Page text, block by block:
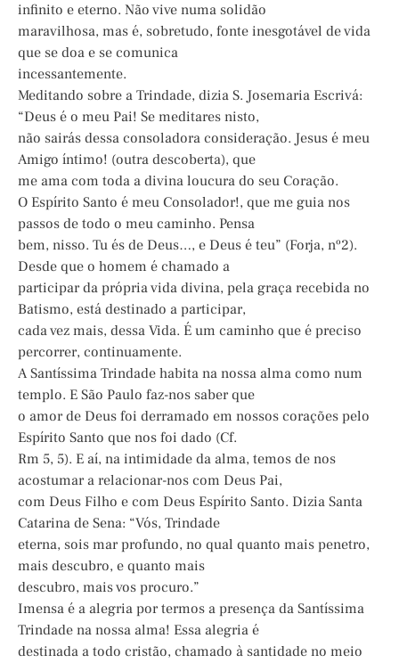
infinito e eterno. Não vive numa solidão
maravilhosa, mas é, sobretudo, fonte inesgotável de vida
que se doa e se comunica
incessantemente.
Meditando sobre a Trindade, dizia S. Josemaria Escrivá:
“Deus é o meu Pai! Se meditares nisto,
não sairás dessa consoladora consideração. Jesus é meu
Amigo íntimo! (outra descoberta), que
me ama com toda a divina loucura do seu Coração.
O Espírito Santo é meu Consolador!, que me guia nos
passos de todo o meu caminho. Pensa
bem, nisso. Tu és de Deus…, e Deus é teu” (Forja, nº2).
Desde que o homem é chamado a
participar da própria vida divina, pela graça recebida no
Batismo, está destinado a participar,
cada vez mais, dessa Vida. É um caminho que é preciso
percorrer, continuamente.
A Santíssima Trindade habita na nossa alma como num
templo. E São Paulo faz-nos saber que
o amor de Deus foi derramado em nossos corações pelo
Espírito Santo que nos foi dado (Cf.
Rm 5, 5). E aí, na intimidade da alma, temos de nos
acostumar a relacionar-nos com Deus Pai,
com Deus Filho e com Deus Espírito Santo. Dizia Santa
Catarina de Sena: “Vós, Trindade
eterna, sois mar profundo, no qual quanto mais penetro,
mais descubro, e quanto mais
descubro, mais vos procuro.”
Imensa é a alegria por termos a presença da Santíssima
Trindade na nossa alma! Essa alegria é
destinada a todo cristão, chamado à santidade no meio